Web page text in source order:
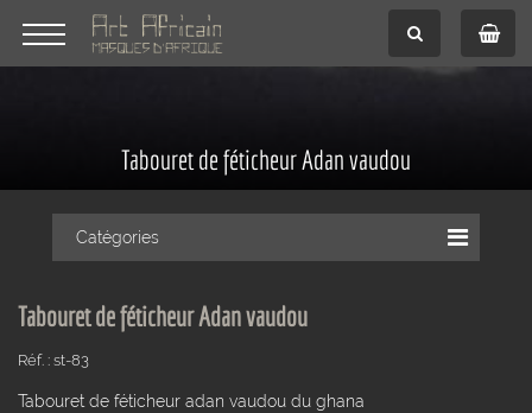
Tabouret de féticheur Adan vaudou
Catégories
Tabouret de féticheur Adan vaudou
Réf. : st-83
Tabouret de féticheur adan vaudou du ghana